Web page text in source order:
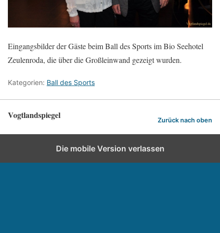
Eingangsbilder der Gäste beim Ball des Sports im Bio Seehotel
Zeulenroda, die über die Großleinwand gezeigt wurden.
Kategorien: Ball des Sports
Vogtlandspiegel Zurück nach oben
Die mobile Version verlassen